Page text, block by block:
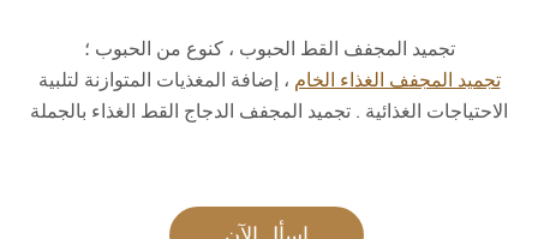
تجميد المجفف القط الحبوب ، كنوع من الحبوب ؛
تجميد المجفف الغذاء الخام ، إضافة المغذيات المتوازنة لتلبية
الاحتياجات الغذائية . تجميد المجفف الدجاج القط الغذاء بالجملة